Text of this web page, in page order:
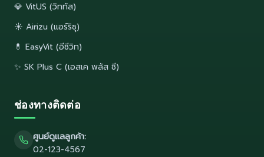
💎 VitUS (วิททัส)
☀️ Airizu (แอร์ริซุ)
💊 EasyVit (อีซีวิท)
✨ SK Plus C (เอสเค พลัส ซี)
ช่องทางติดต่อ
ศูนย์ดูแลลูกค้า:
02-123-4567